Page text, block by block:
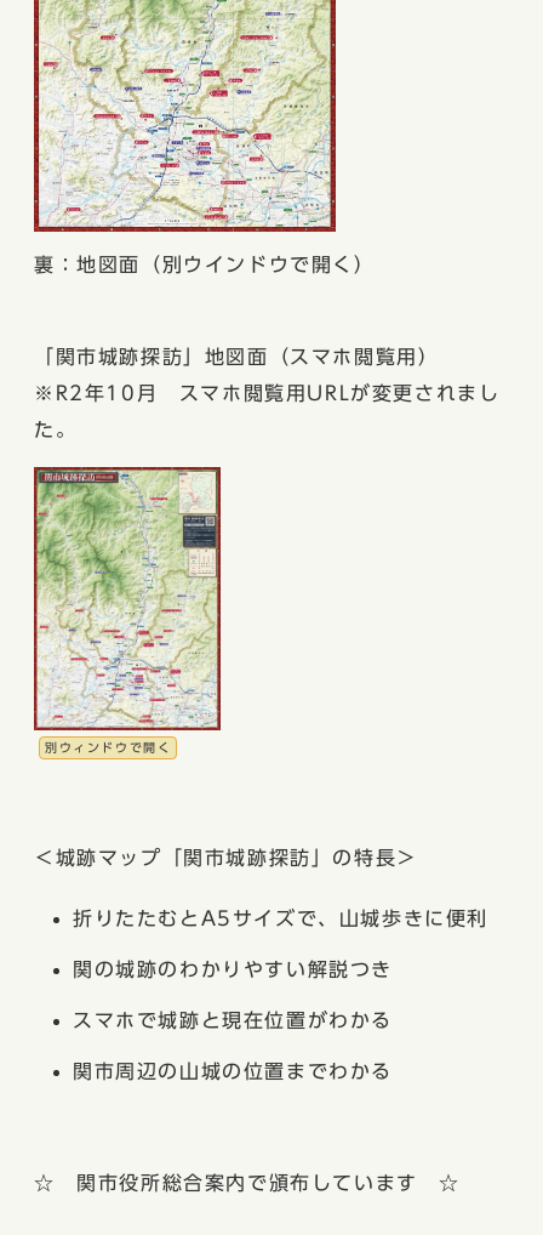
裏：地図面（別ウインドウで開く）
「関市城跡探訪」地図面（スマホ閲覧用）
※R2年10月 スマホ閲覧用URLが変更されまし
た。
別ウィンドウで開く
＜城跡マップ「関市城跡探訪」の特長＞
折りたたむとA5サイズで、山城歩きに便利
関の城跡のわかりやすい解説つき
スマホで城跡と現在位置がわかる
関市周辺の山城の位置までわかる
☆ 関市役所総合案内で頒布しています ☆